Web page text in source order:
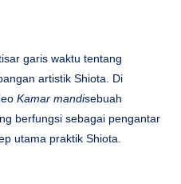
garis waktu tentang
artistik Shiota. Di
Kamar mandisebuah
berfungsi sebagai pengantar
utama praktik Shiota.